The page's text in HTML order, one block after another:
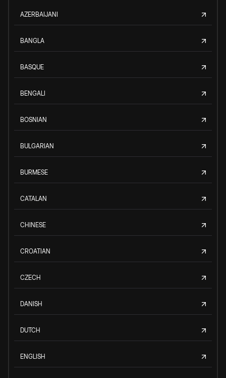
AZERBAIJANI
BANGLA
BASQUE
BENGALI
BOSNIAN
BULGARIAN
BURMESE
CATALAN
CHINESE
CROATIAN
CZECH
DANISH
DUTCH
ENGLISH